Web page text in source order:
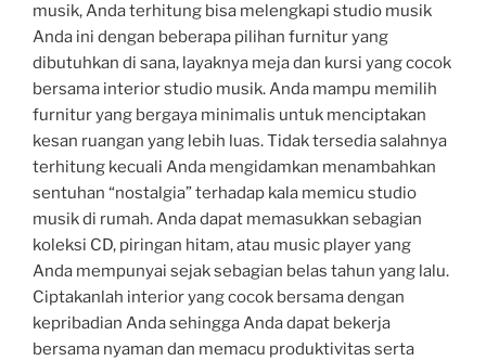
musik, Anda terhitung bisa melengkapi studio musik
Anda ini dengan beberapa pilihan furnitur yang
dibutuhkan di sana, layaknya meja dan kursi yang cocok
bersama interior studio musik. Anda mampu memilih
furnitur yang bergaya minimalis untuk menciptakan
kesan ruangan yang lebih luas. Tidak tersedia salahnya
terhitung kecuali Anda mengidamkan menambahkan
sentuhan “nostalgia” terhadap kala memicu studio
musik di rumah. Anda dapat memasukkan sebagian
koleksi CD, piringan hitam, atau music player yang
Anda mempunyai sejak sebagian belas tahun yang lalu.
Ciptakanlah interior yang cocok bersama dengan
kepribadian Anda sehingga Anda dapat bekerja
bersama nyaman dan memacu produktivitas serta